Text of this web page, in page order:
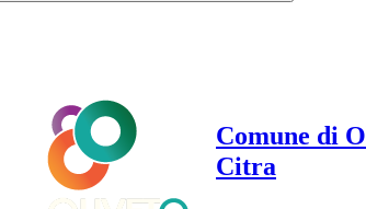
Comune di
Citra